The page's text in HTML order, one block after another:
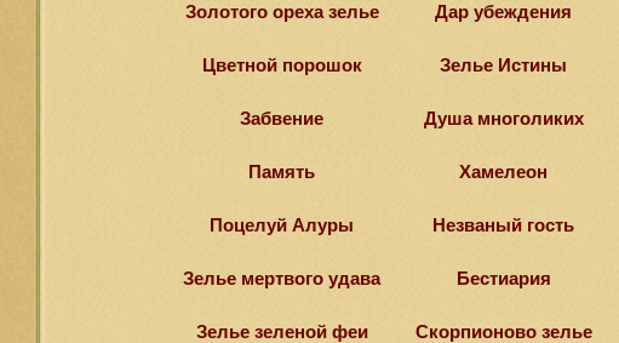
Золотого ореха зелье Дар убеждения
Цветной порошок Зелье Истины
Забвение Душа многоликих
Память Хамелеон
Поцелуй Алуры Незваный гость
Зелье мертвого удава Бестиария
Зелье зеленой феи Скорпионово зелье